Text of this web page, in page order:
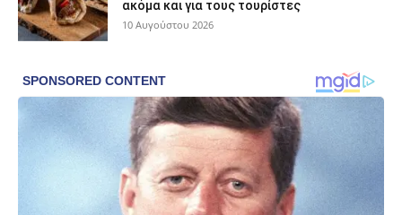
ακόμα και για τους τουρίστες
10 Αυγούστου 2026